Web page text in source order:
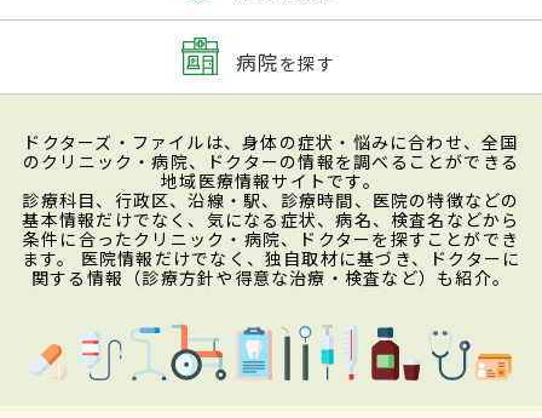
病院を探す
ドクターズ・ファイルは、身体の症状・悩みに合わせ、全国
のクリニック・病院、ドクターの情報を調べることができる
地域医療情報サイトです。
診療科目、行政区、沿線・駅、診療時間、医院の特徴などの
基本情報だけでなく、気になる症状、病名、検査名などから
条件に合ったクリニック・病院、ドクターを探すことができ
ます。 医院情報だけでなく、独自取材に基づき、ドクターに
関する情報（診療方針や得意な治療・検査など）も紹介。